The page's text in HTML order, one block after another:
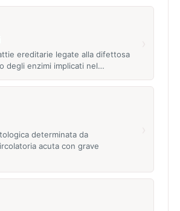
ereditarie legate alla difettosa
degli enzimi implicati nel…
determinata da
acuta con grave